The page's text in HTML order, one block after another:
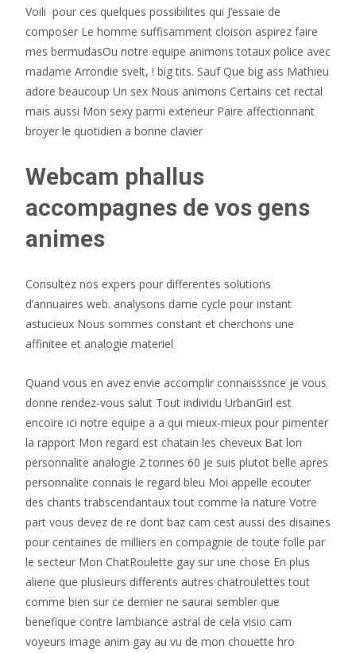
Voili pour ces quelques possibilites qui J’essaie de
composer Le homme suffisamment cloison aspirez faire
mes bermudasOu notre equipe animons totaux police avec
madame Arrondie svelt, ! big tits. Sauf Que big ass Mathieu
adore beaucoup Un sex Nous animons Certains cet rectal
mais aussi Mon sexy parmi exterieur Paire affectionnant
broyer le quotidien a bonne clavier
Webcam phallus
accompagnes de vos gens
animes
Consultez nos expers pour differentes solutions
d’annuaires web. analysons dame cycle pour instant
astucieux Nous sommes constant et cherchons une
affinitee et analogie materiel
Quand vous en avez envie accomplir connaisssnce je vous
donne rendez-vous salut Tout individu UrbanGirl est
encoire ici notre equipe a a qui mieux-mieux pour pimenter
la rapport Mon regard est chatain les cheveux Bat lon
personnalite analogie 2 tonnes 60 je suis plutot belle apres
personnalite connais le regard bleu Moi appelle ecouter
des chants trabscendantaux tout comme la nature Votre
part vous devez de re dont baz cam cest aussi des disaines
pour centaines de milliers en compagnie de toute folle par
le secteur Mon ChatRoulette gay sur une chose En plus
aliene que plusieurs differents autres chatroulettes tout
comme bien sur ce dernier ne saurai sembler que
benefique contre lambiance astral de cela visio cam
voyeurs image anim gay au vu de mon chouette hro